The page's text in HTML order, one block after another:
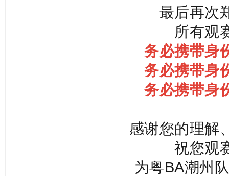
最后再次
所有观
务必携带身
务必携带身
务必携带身
感谢您的理解
祝您观
为粤BA潮州